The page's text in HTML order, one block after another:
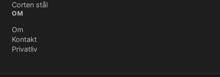
Corten stål
OM
Om
Kontakt
Privatliv